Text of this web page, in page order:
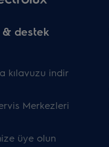
& destek
kılavuzu indir
Merkezleri
üye olun